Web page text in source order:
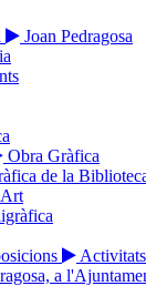
Joan Pedragosa
Obra Gràfica
de la
a